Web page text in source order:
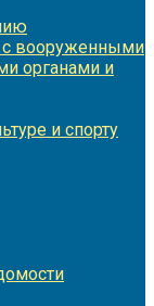
вооруженными
органами и
и спорту